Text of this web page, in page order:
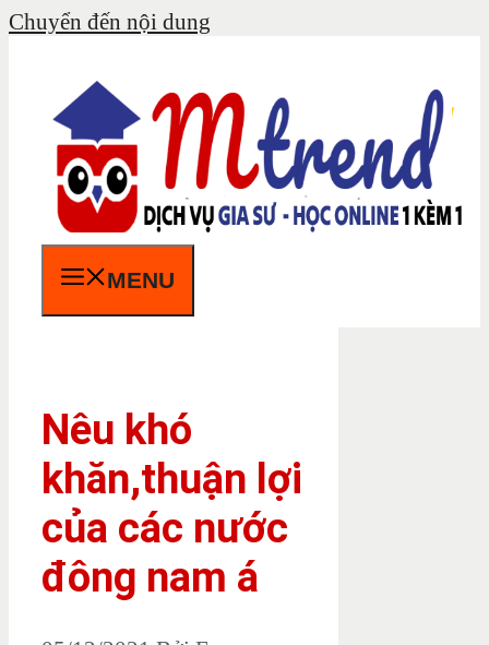
Chuyển đến nội dung
MENU
Nêu khó
khăn,thuận lợi
của các nước
đông nam á